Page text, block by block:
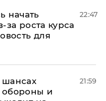
начать
за роста курса
для
22:47
шансах
обороны и
21:59